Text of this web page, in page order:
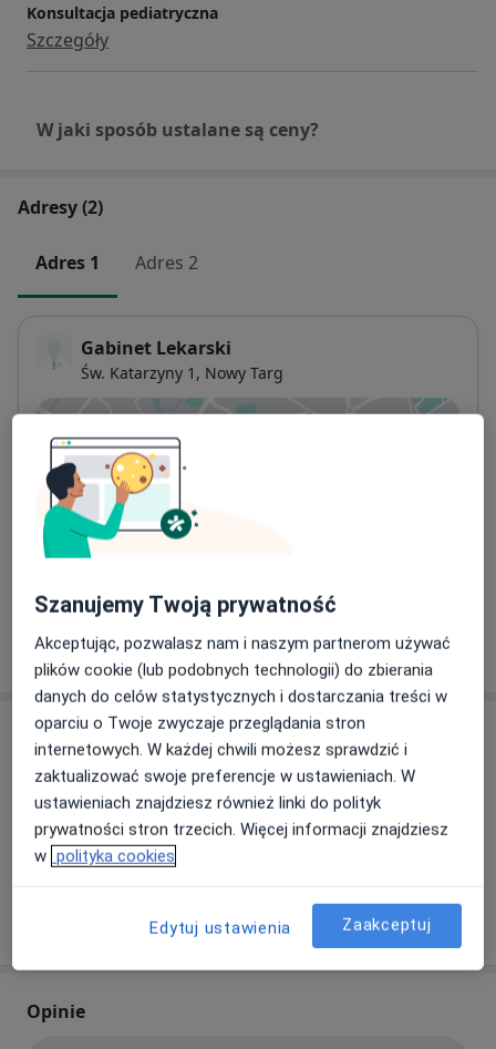
Konsultacja pediatryczna
Szczegóły
W jaki sposób ustalane są ceny?
Adresy (2)
Adres 1 Adres 2
Gabinet Lekarski
Św. Katarzyny 1, Nowy Targ
Dostępność
W tym gabinecie nie można umawiać wizyt przez
internet
Co mam zrobić w tej sytuacji?
Pokaż więcej
o adresie
Ubezpieczenia - brak akceptowanych
Ten specjalista przyjmuje wyłącznie pacjentów
prywatnych. Możesz opłacić wizytę samodzielnie lub
znaleźć innego specjalistę, który akceptuje Twoje
ubezpieczenie.
Szukaj specjalistów według ubezpieczenia
Opinie
Szanujemy Twoją prywatność
Akceptując, pozwalasz nam i naszym partnerom używać
plików cookie (lub podobnych technologii) do zbierania
danych do celów statystycznych i dostarczania treści w
oparciu o Twoje zwyczaje przeglądania stron
internetowych. W każdej chwili możesz sprawdzić i
zaktualizować swoje preferencje w ustawieniach. W
ustawieniach znajdziesz również linki do polityk
prywatności stron trzecich. Więcej informacji znajdziesz
w polityka cookies
Edytuj ustawienia Zaakceptuj